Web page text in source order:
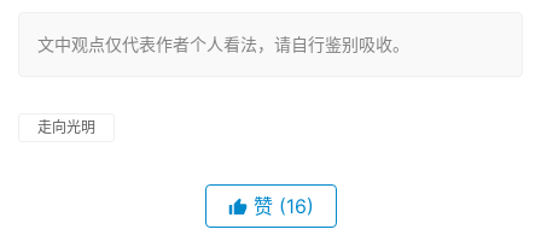
文中观点仅代表作者个人看法，请自行鉴别吸收。
走向光明
赞 (16)